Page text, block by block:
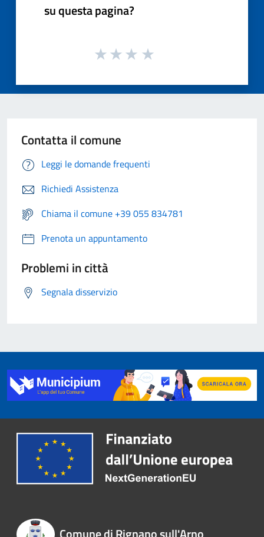
su questa pagina?
Contatta il comune
Leggi le domande frequenti
Richiedi Assistenza
Chiama il comune +39 055 834781
Prenota un appuntamento
Problemi in città
Segnala disservizio